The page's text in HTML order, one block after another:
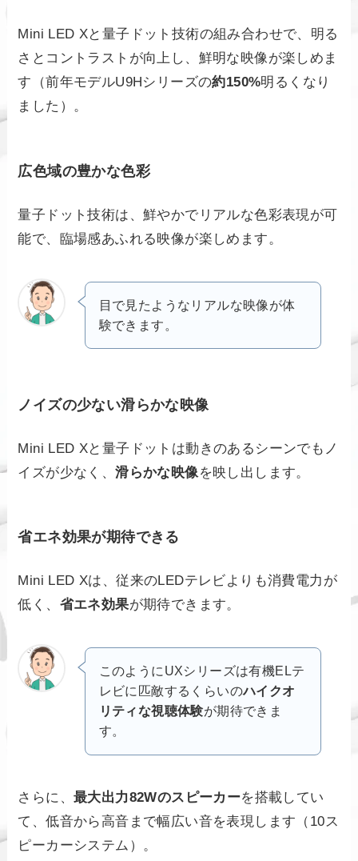
Mini LED Xと量子ドット技術の組み合わせで、明る
さとコントラストが向上し、鮮明な映像が楽しめま
す（前年モデルU9Hシリーズの約150%明るくなり
ました）。
広色域の豊かな色彩
量子ドット技術は、鮮やかでリアルな色彩表現が可
能で、臨場感あふれる映像が楽しめます。
目で見たようなリアルな映像が体
験できます。
ノイズの少ない滑らかな映像
Mini LED Xと量子ドットは動きのあるシーンでもノ
イズが少なく、滑らかな映像 を映し出します。
省エネ効果が期待できる
Mini LED Xは、従来のLEDテレビよりも消費電力が
低く、 省エネ効果が期待できます。
このようにUXシリーズは有機ELテ
レビに匹敵するくらいのハイクオ
リティな視聴体験が期待できま
す。
さらに、最大出力82Wのスピーカーを搭載してい
て、低音から高音まで幅広い音を表現します（10ス
ピーカーシステム）。